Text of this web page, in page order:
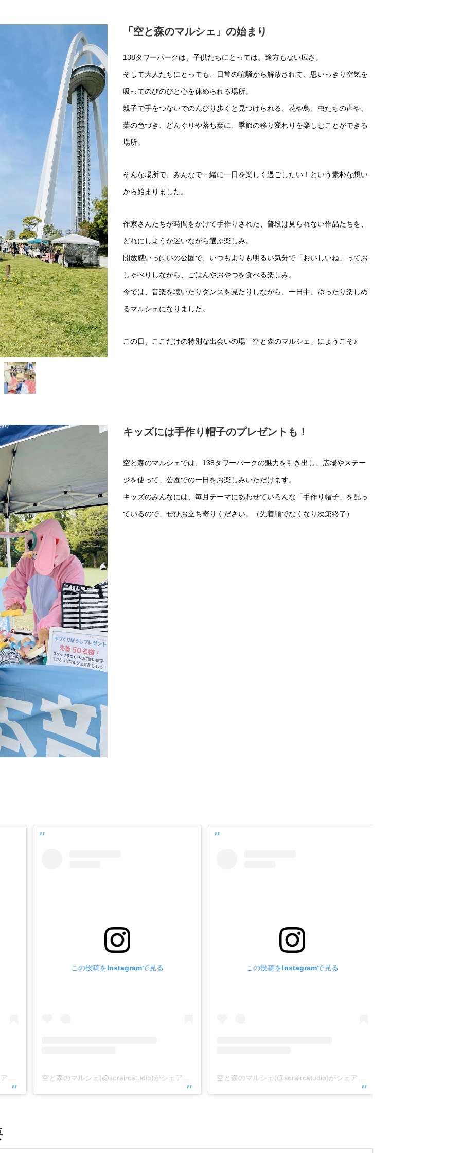

「空と森のマルシェ」の始まり
138タワーパークは、子供たちにとっては、途方もない広さ。
そして大人たちにとっても、日常の喧騒から解放されて、思いっきり空気を
吸ってのびのびと心を休められる場所。
親子で手をつないでのんびり歩くと見つけられる、花や鳥、虫たちの声や、
葉の色づき、どんぐりや落ち葉に、季節の移り変わりを楽しむことができる
場所。
そんな場所で、みんなで一緒に一日を楽しく過ごしたい！という素朴な想い
から始まりました。
作家さんたちが時間をかけて手作りされた、普段は見られない作品たちを、
どれにしようか迷いながら選ぶ楽しみ。
開放感いっぱいの公園で、いつもよりも明るい気分で「おいしいね」ってお
しゃべりしながら、ごはんやおやつを食べる楽しみ。
今では、音楽を聴いたりダンスを見たりしながら、一日中、ゆったり楽しめ
るマルシェになりました。
この日、ここだけの特別な出会いの場「空と森のマルシェ」にようこそ♪
キッズには手作り帽子のプレゼントも！
空と森のマルシェでは、138タワーパークの魅力を引き出し、広場やステー
ジを使って、 公園での一日をお楽しみいただけます。
キッズのみんなには、毎月テーマにあわせていろんな「手作り帽子」を配っ
ているので、ぜひお立ち寄りください。（先着順でなくなり次第終了）
この投稿をInstagramで見る この投稿をInstagramで見る